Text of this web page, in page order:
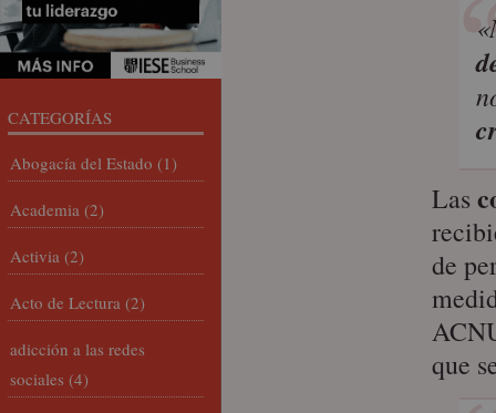
Las
de
que
CATEGORÍAS
Abogacía del Estado (1)
Academia (2)
Activia (2)
Acto de Lectura (2)
adicción a las redes
sociales (4)